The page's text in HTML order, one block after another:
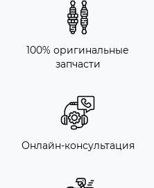
100% оригинальные
запчасти
Онлайн-консультация